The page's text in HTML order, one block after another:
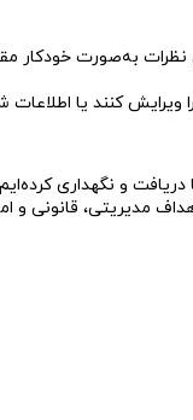
به‌صورت خودکار
ویرایش کنند یا
و نگهداری
مدیریتی، قانونی و